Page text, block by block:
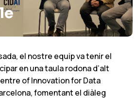
el nostre equip va tenir el
en una taula rodona d’alt
of Innovation for Data
fomentant el diàleg